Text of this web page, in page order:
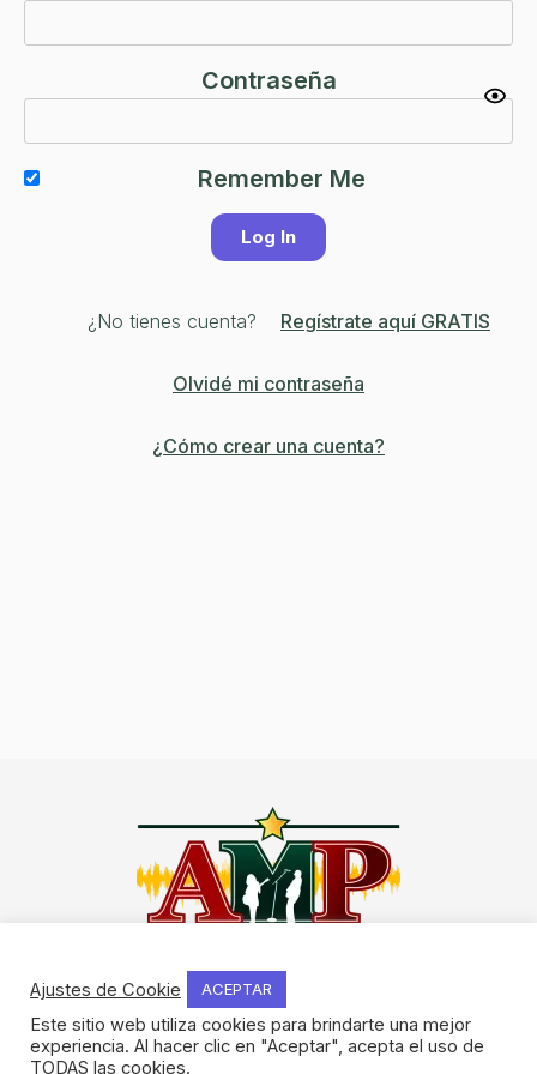
Contraseña
Remember Me
¿No tienes cuenta? Regístrate aquí GRATIS
Olvidé mi contraseña
¿Cómo crear una cuenta?
n
s
t
a
F
a
c
e
b
t
u
t
s
NOSOTROS
Ajustes de Cookie ACEPTAR
Este sitio web utiliza cookies para brindarte una mejor
experiencia. Al hacer clic en "Aceptar", acepta el uso de
TODAS las cookies.